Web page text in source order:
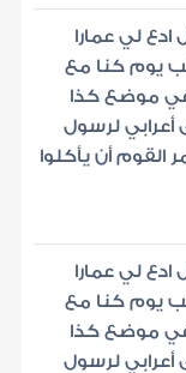
ادع لي عمارا
يوم كنا مع
في موضع كذا
أعرابي لرسول
القوم أن يأكلوا
ادع لي عمارا
يوم كنا مع
في موضع كذا
أعرابي لرسول